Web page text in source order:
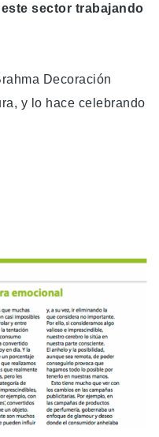
sector trabajando
Decoración
y lo hace celebrando